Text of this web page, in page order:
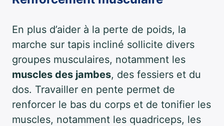
En plus d’aider à la perte de poids, la
marche sur tapis incliné sollicite divers
groupes musculaires, notamment les
muscles des jambes, des fessiers et du
dos. Travailler en pente permet de
renforcer le bas du corps et de tonifier les
muscles, notamment les quadriceps, les